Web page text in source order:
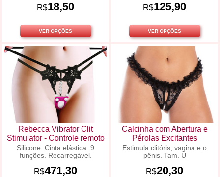
R$18,50
VER OPÇÕES
R$125,90
VER OPÇÕES
Rebecca Vibrator Clit
Stimulator - Controle remoto
Silicone. Cinta elástica. 9
funções. Recarregável.
R$471,30
Calcinha com Abertura e
Pérolas Excitantes
Estimula clitóris, vagina e o
pênis. Tam. U
R$20,30